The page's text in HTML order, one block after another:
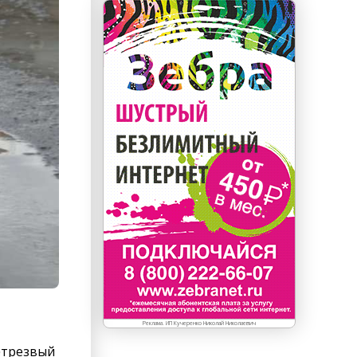
Реклама. ИП Кучеренко Николай Николаевич